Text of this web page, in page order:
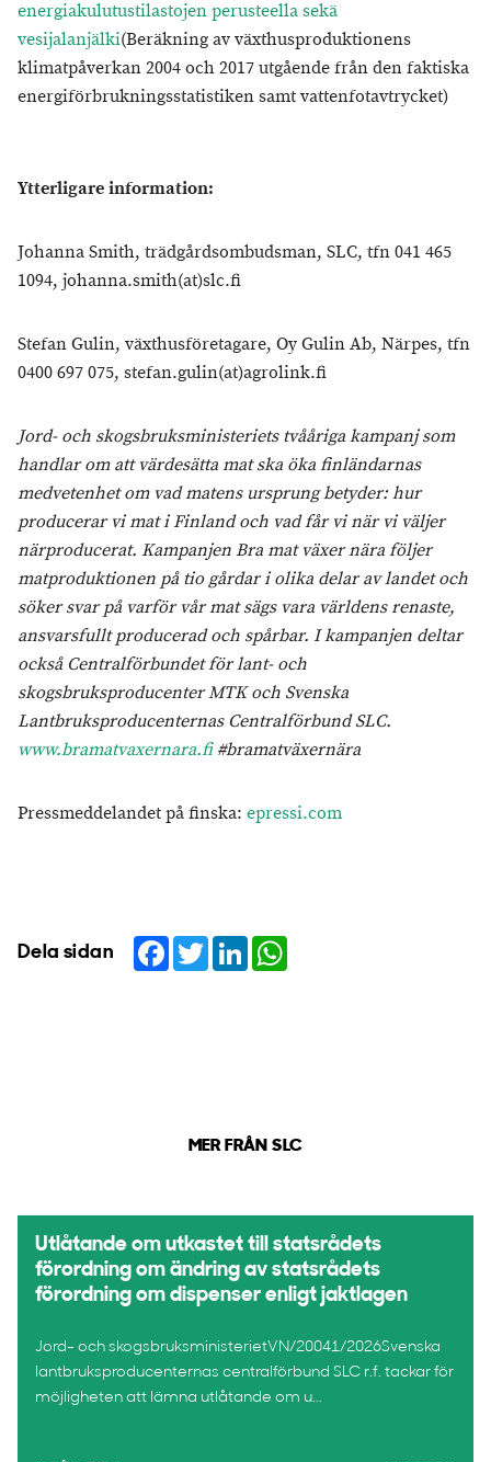
energiakulutustilastojen perusteella sekä
vesijalanjälki(Beräkning av växthusproduktionens
klimatpåverkan 2004 och 2017 utgående från den faktiska
energiförbrukningsstatistiken samt vattenfotavtrycket)
Ytterligare information:
Johanna Smith, trädgårdsombudsman, SLC, tfn 041 465
1094, johanna.smith(at)slc.fi
Stefan Gulin, växthusföretagare, Oy Gulin Ab, Närpes, tfn
0400 697 075, stefan.gulin(at)agrolink.fi
Jord- och skogsbruksministeriets tvååriga kampanj som
handlar om att värdesätta mat ska öka finländarnas
medvetenhet om vad matens ursprung betyder: hur
producerar vi mat i Finland och vad får vi när vi väljer
närproducerat. Kampanjen Bra mat växer nära följer
matproduktionen på tio gårdar i olika delar av landet och
söker svar på varför vår mat sägs vara världens renaste,
ansvarsfullt producerad och spårbar. I kampanjen deltar
också Centralförbundet för lant- och
skogsbruksproducenter MTK och Svenska
Lantbruksproducenternas Centralförbund SLC.
www.bramatvaxernara.fi#bramatväxernära
Pressmeddelandet på finska: epressi.com
Dela sidan Facebook
TwitterLinkedIn
MER FRÅN SLC
Utlåtande om utkastet till statsrådets
förordning om ändring av statsrådets
förordning om dispenser enligt jaktlagen
Jord- och skogsbruksministerietVN/20041/2026Svenska
lantbruksproducenternas centralförbund SLC r.f. tackar för
möjligheten att lämna utlåtande om u...